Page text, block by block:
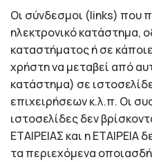
Οι σύνδεσμοι (links) που
ηλεκτρονικό κατάστημα,
καταστήματος ή σε
χρήστη να μεταβεί από
κατάστημα) σε
επιχειρήσεων κ.λ.π. Οι
ιστοσελίδες δεν
ΕΤΑΙΡΕΙΑΣ και η ΕΤΑΙΡΕΙΑ
τα περιεχόμενα